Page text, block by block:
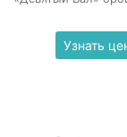
Узнать